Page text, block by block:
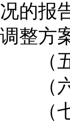
况的报
调整方
（五
（六
（七